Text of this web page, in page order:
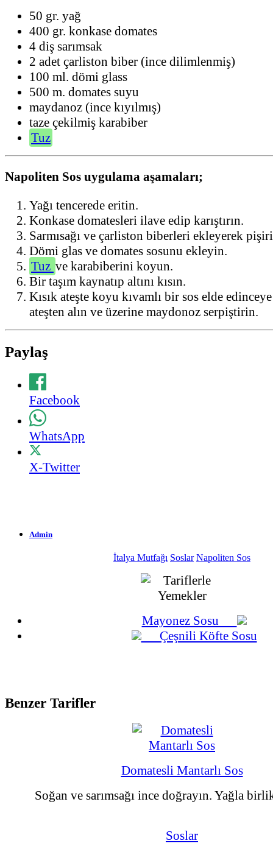
50 gr. yağ
400 gr. konkase domates
4 diş sarımsak
2 adet çarliston biber (ince dilimlenmiş)
100 ml. dömi glass
500 m. domates suyu
maydanoz (ince kıyılmış)
taze çekilmiş karabiber
Tuz
Napoliten Sos uygulama aşamaları;
Yağı tencerede eritin.
Konkase domatesleri ilave edip karıştırın.
Sarmısağı ve çarliston biberleri ekleyerek
Dömi glas ve domates sosunu ekleyin.
Tuz ve karabiberini koyun.
Bir taşım kaynatıp altını kısın.
Kısık ateşte koyu kıvamlı bir sos elde
ateşten alın ve üzerine maydonoz serpiştirin.
Paylaş
Facebook
WhatsApp
X-Twitter
Admin
İtalya Mutfağı Soslar Napoliten Sos
Mayonez Sosu
Çeşnili Köfte Sosu
Benzer Tarifler
Domatesli Mantarlı Sos
Soğan ve sarımsağı ince doğrayın. Yağla
Soslar